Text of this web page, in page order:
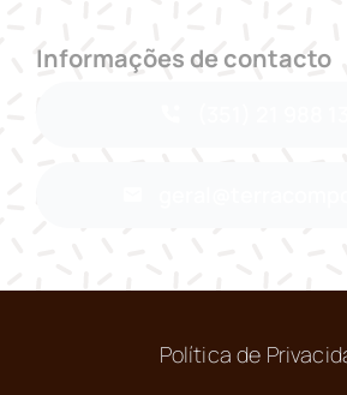
Informações de contacto
Política de